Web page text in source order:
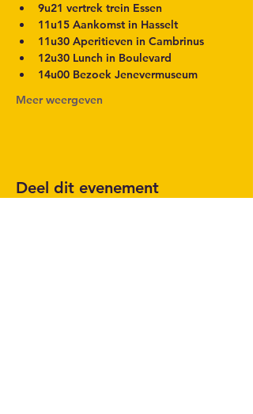
9u21 vertrek trein Essen
11u15 Aankomst in Hasselt
11u30 Aperitieven in Cambrinus
12u30 Lunch in Boulevard
14u00 Bezoek Jenevermuseum
Meer weergeven
Deel dit evenement